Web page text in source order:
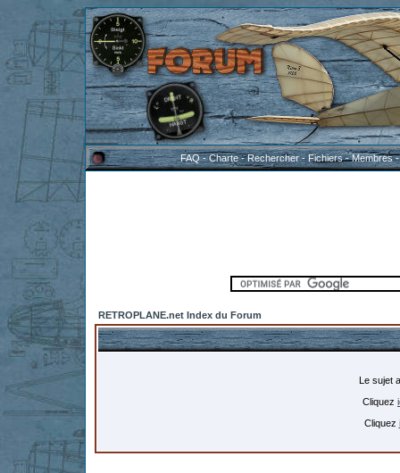
FAQ-Charte-Rechercher-Fichiers-Membres
RETROPLANE.net Index du Forum
Le sujet
Cliquez
Cliquez